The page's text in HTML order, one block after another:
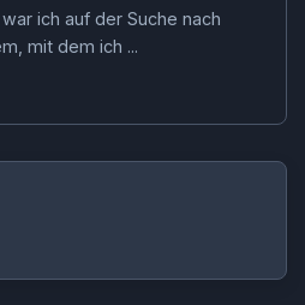
ich auf der Suche nach
mit dem ich ...